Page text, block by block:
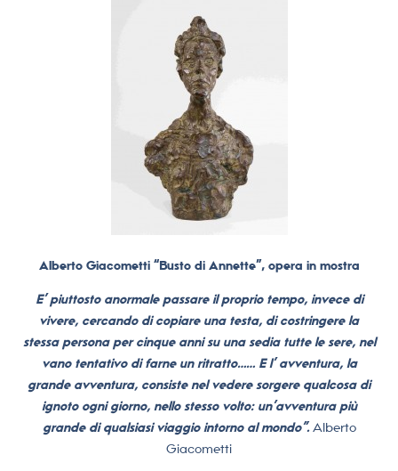
Alberto Giacometti “Busto di Annette”, opera in mostra
E’ piuttosto anormale passare il proprio tempo, invece di
vivere, cercando di copiare una testa, di costringere la
stessa persona per cinque anni su una sedia tutte le sere, nel
vano tentativo di farne un ritratto…… E l’ avventura, la
grande avventura, consiste nel vedere sorgere qualcosa di
ignoto ogni giorno, nello stesso volto: un’avventura più
grande di qualsiasi viaggio intorno al mondo”.Alberto
Giacometti